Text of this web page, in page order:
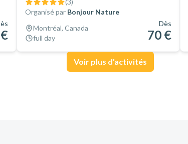
(3)
Organisé par Bonjour Nature
Montréal, Canada
full day
Dès
70 €
Voir plus d'activités